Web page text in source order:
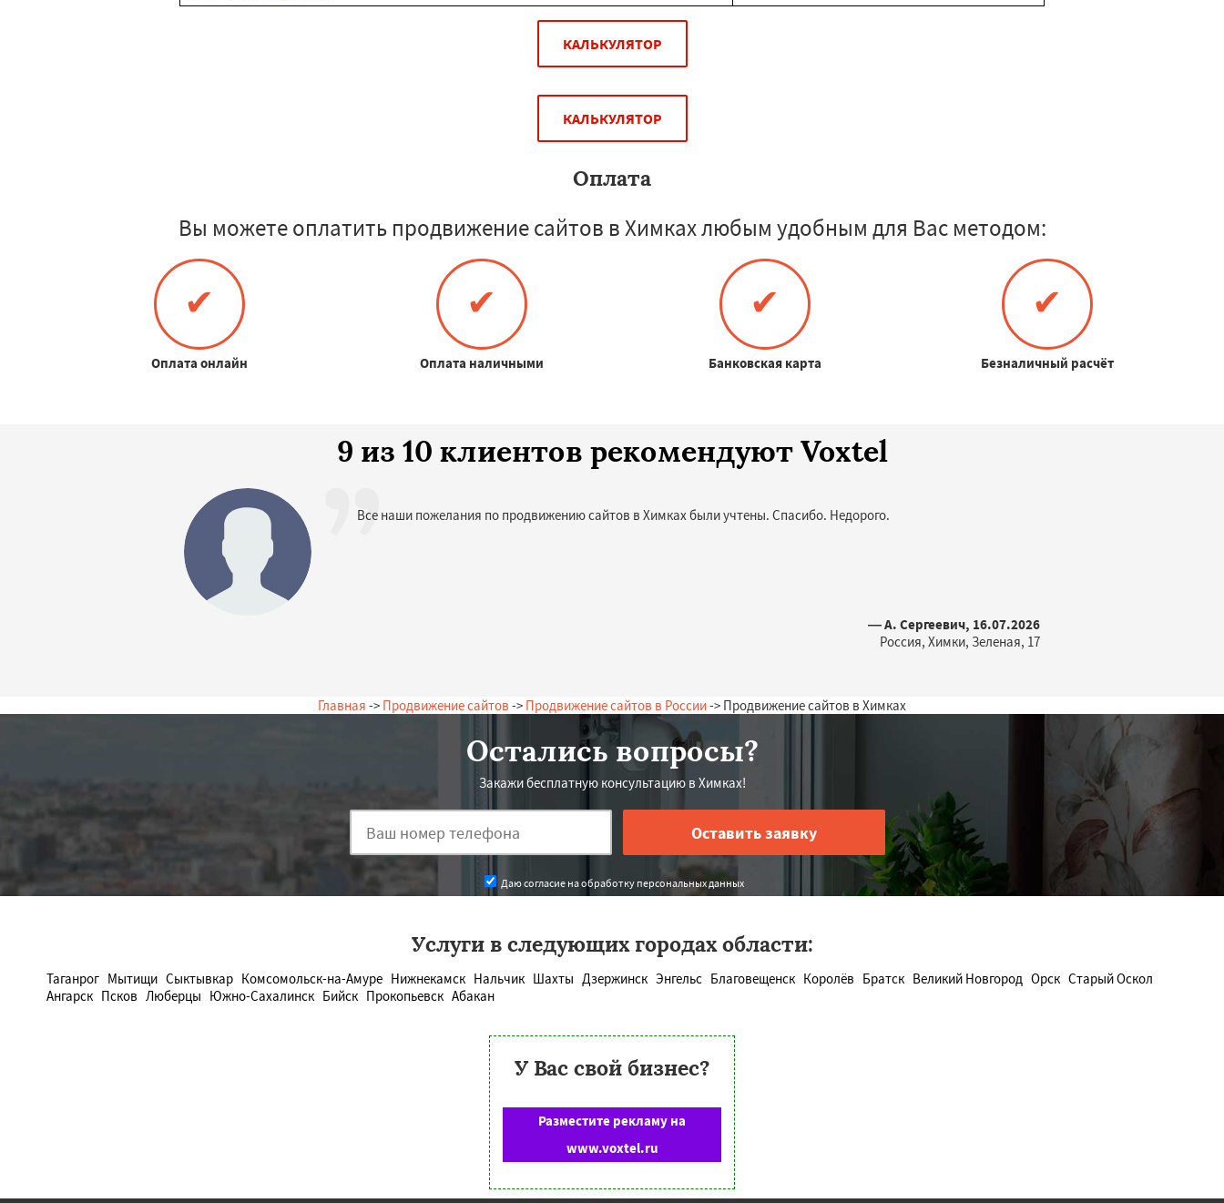
КАЛЬКУЛЯТОР
КАЛЬКУЛЯТОР
Оплата
Вы можете оплатить продвижение сайтов в Химках любым удобным для Вас методом:
✔
Оплата онлайн
✔
Оплата наличными
✔
Банковская карта
✔
Безналичный расчёт
9 из 10 клиентов рекомендуют Voxtel
Все наши пожелания по продвижению сайтов в Химках были учтены. Спасибо. Недорого.
— А. Сергеевич, 16.07.2026
Россия, Химки, Зеленая, 17
Главная -> Продвижение сайтов -> Продвижение сайтов в России-> Продвижение сайтов в Химках
Остались вопросы?
Закажи бесплатную консультацию в Химках!
Даю согласие на обработку персональных данных
Услуги в следующих городах области:
Таганрог Мытищи Сыктывкар Комсомольск-на-Амуре Нижнекамск Нальчик Шахты Дзержинск Энгельс Благовещенск Королёв Братск Великий Новгород Орск Старый Оскол
Ангарск Псков Люберцы Южно-Сахалинск Бийск Прокопьевск Абакан
У Вас свой бизнес?
Разместите рекламу на
www.voxtel.ru